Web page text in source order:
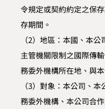
令規定或契約約定之保
存期間。
（2）地區：本國、本
主管機關限制之國際傳
務委外機構所在地、與
（3）對象：本公司、
務委外機構、本公司合